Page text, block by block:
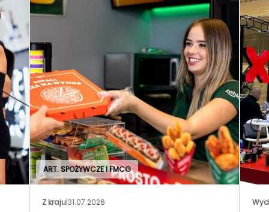
ART. SPOŻYWCZE I FMCG
Z kraju|31.07.2026